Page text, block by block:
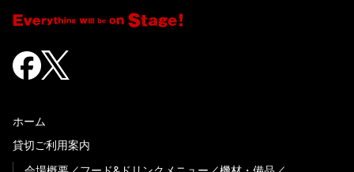
ホーム
貸切ご利用案内